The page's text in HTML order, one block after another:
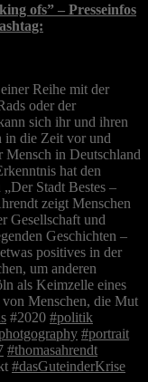
ofs” – Presseinfos
Reihe mit der
oder der
sich ihr und ihren
in die Zeit vor und
Mensch in Deutschland
hat den
„Der Stadt Bestes –
zeigt Menschen
Gesellschaft und
Geschichten –
positives in der
um anderen
als Keimzelle eines
Menschen, die Mut
#2020 #politik
#portrait
#thomasahrendt
#dasGuteinderKrise